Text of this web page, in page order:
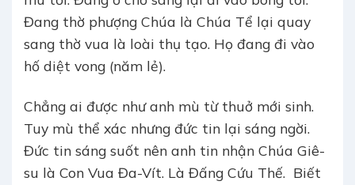
Đang thờ phượng Chúa là Chúa Tể lại quay
sang thờ vua là loài thụ tạo. Họ đang đi vào
hố diệt vong (năm lẻ).
Chẳng ai được như anh mù từ thuở mới sinh.
Tuy mù thể xác nhưng đức tin lại sáng ngời.
Đức tin sáng suốt nên anh tin nhận Chúa Giê-
su là Con Vua Đa-Vít. Là Đấng Cứu Thế. Biết